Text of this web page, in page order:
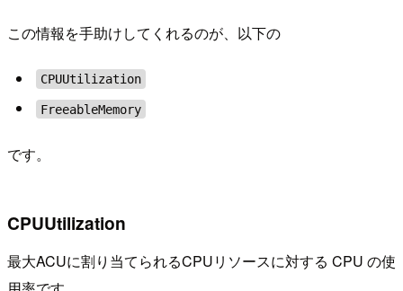
この情報を手助けしてくれるのが、以下の
CPUUtilization
FreeableMemory
です。
CPUUtilization
最大ACUに割り当てられるCPUリソースに対する CPU の使